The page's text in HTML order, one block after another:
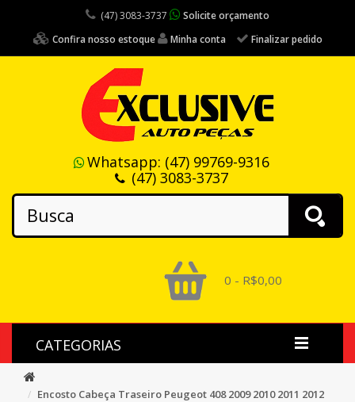
(47) 3083-3737
Solicite orçamento
Confira nosso estoque
Minha conta Finalizar pedido
Whatsapp: (47) 99769-9316
(47) 3083-3737
0 - R$0,00
CATEGORIAS
Encosto Cabeça Traseiro Peugeot 408 2009 2010 2011 2012